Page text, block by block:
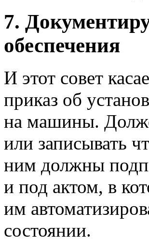
7.
обеспечения
И этот совет
приказ об
на машины.
или записывать
ним должны
и под актом, в
им
состоянии.